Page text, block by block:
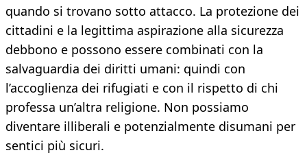
quando si trovano sotto attacco. La protezione dei
cittadini e la legittima aspirazione alla sicurezza
debbono e possono essere combinati con la
salvaguardia dei diritti umani: quindi con
l’accoglienza dei rifugiati e con il rispetto di chi
professa un’altra religione. Non possiamo
diventare illiberali e potenzialmente disumani per
sentici più sicuri.